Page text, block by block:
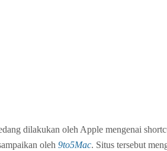
dilakukan oleh Apple mengenai
oleh 9to5Mac. Situs tersebut